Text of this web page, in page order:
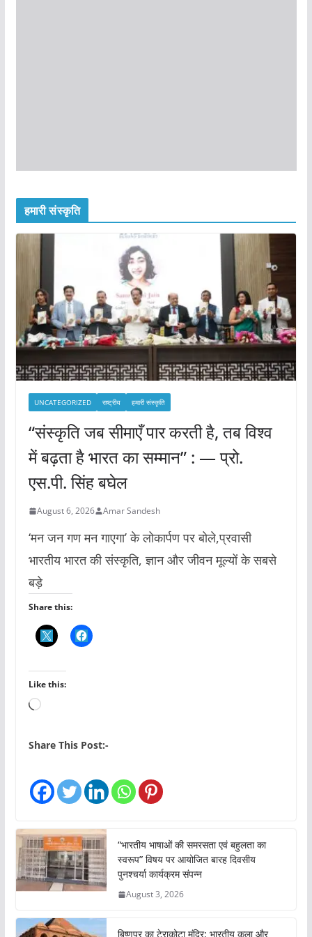
हमारी संस्कृति
UNCATEGORIZED राष्ट्रीय हमारी संस्कृति
“संस्कृति जब सीमाएँ पार करती है, तब विश्व
में बढ़ता है भारत का सम्मान” : — प्रो.
एस.पी. सिंह बघेल
August 6, 2026 Amar Sandesh
‘मन जन गण मन गाएगा’ के लोकार्पण पर बोले,प्रवासी
भारतीय भारत की संस्कृति, ज्ञान और जीवन मूल्यों के सबसे
बड़े
Share this:
Like this:
L
a
n
…
Share This Post:-
“भारतीय भाषाओं की समरसता एवं बहुलता का
स्वरूप” विषय पर आयोजित बारह दिवसीय
पुनश्चर्या कार्यक्रम संपन्न
August 3, 2026
बिष्णुपुर का टेराकोटा मंदिर: भारतीय कला और